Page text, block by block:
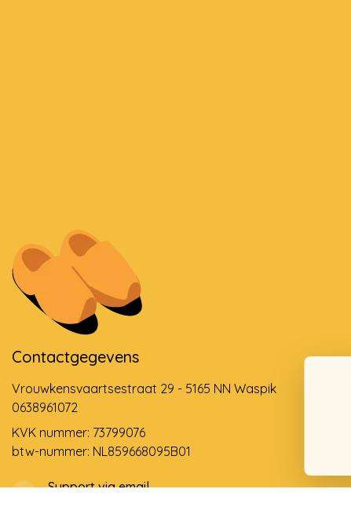
Contactgegevens
Vrouwkensvaartsestraat 29 - 5165 NN Waspik
0638961072
KVK nummer: 73799076
btw-nummer: NL859668095B01
Support via email